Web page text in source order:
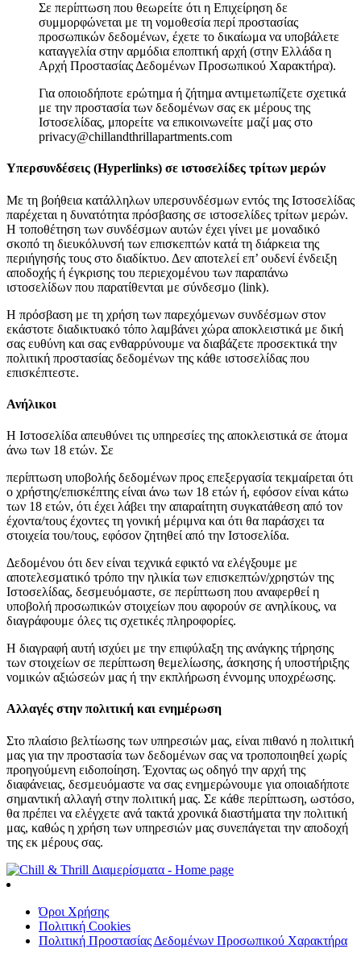
Σε περίπτωση που θεωρείτε ότι η Επιχείρηση δε
συμμορφώνεται με τη νομοθεσία περί προστασίας
προσωπικών δεδομένων, έχετε το δικαίωμα να υποβάλετε
καταγγελία στην αρμόδια εποπτική αρχή (στην Ελλάδα η
Αρχή Προστασίας Δεδομένων Προσωπικού Χαρακτήρα).
Για οποιοδήποτε ερώτημα ή ζήτημα αντιμετωπίζετε σχετικά
με την προστασία των δεδομένων σας εκ μέρους της
Ιστοσελίδας, μπορείτε να επικοινωνείτε μαζί μας στο
privacy@chillandthrillapartments.com
Υπερσυνδέσεις (Hyperlinks) σε ιστοσελίδες τρίτων μερών
Με τη βοήθεια κατάλληλων υπερσυνδέσμων εντός της Ιστοσελίδας
παρέχεται η δυνατότητα πρόσβασης σε ιστοσελίδες τρίτων μερών.
Η τοποθέτηση των συνδέσμων αυτών έχει γίνει με μοναδικό
σκοπό τη διευκόλυνσή των επισκεπτών κατά τη διάρκεια της
περιήγησής τους στο διαδίκτυο. Δεν αποτελεί επ’ ουδενί ένδειξη
αποδοχής ή έγκρισης του περιεχομένου των παραπάνω
ιστοσελίδων που παρατίθενται με σύνδεσμο (link).
Η πρόσβαση με τη χρήση των παρεχόμενων συνδέσμων στον
εκάστοτε διαδικτυακό τόπο λαμβάνει χώρα αποκλειστικά με δική
σας ευθύνη και σας ενθαρρύνουμε να διαβάζετε προσεκτικά την
πολιτική προστασίας δεδομένων της κάθε ιστοσελίδας που
επισκέπτεστε.
Ανήλικοι
Η Ιστοσελίδα απευθύνει τις υπηρεσίες της αποκλειστικά σε άτομα
άνω των 18 ετών. Σε
περίπτωση υποβολής δεδομένων προς επεξεργασία τεκμαίρεται ότι
ο χρήστης/επισκέπτης είναι άνω των 18 ετών ή, εφόσον είναι κάτω
των 18 ετών, ότι έχει λάβει την απαραίτητη συγκατάθεση από τον
έχοντα/τους έχοντες τη γονική μέριμνα και ότι θα παράσχει τα
στοιχεία του/τους, εφόσον ζητηθεί από την Ιστοσελίδα.
Δεδομένου ότι δεν είναι τεχνικά εφικτό να ελέγξουμε με
αποτελεσματικό τρόπο την ηλικία των επισκεπτών/χρηστών της
Ιστοσελίδας, δεσμευόμαστε, σε περίπτωση που αναφερθεί η
υποβολή προσωπικών στοιχείων που αφορούν σε ανηλίκους, να
διαγράφουμε όλες τις σχετικές πληροφορίες.
Η διαγραφή αυτή ισχύει με την επιφύλαξη της ανάγκης τήρησης
των στοιχείων σε περίπτωση θεμελίωσης, άσκησης ή υποστήριξης
νομικών αξιώσεών μας ή την εκπλήρωση έννομης υποχρέωσης.
Αλλαγές στην πολιτική και ενημέρωση
Στο πλαίσιο βελτίωσης των υπηρεσιών μας, είναι πιθανό η πολιτική
μας για την προστασία των δεδομένων σας να τροποποιηθεί χωρίς
προηγούμενη ειδοποίηση. Έχοντας ως οδηγό την αρχή της
διαφάνειας, δεσμευόμαστε να σας ενημερώνουμε για οποιαδήποτε
σημαντική αλλαγή στην πολιτική μας. Σε κάθε περίπτωση, ωστόσο,
θα πρέπει να ελέγχετε ανά τακτά χρονικά διαστήματα την πολιτική
μας, καθώς η χρήση των υπηρεσιών μας συνεπάγεται την αποδοχή
της εκ μέρους σας.
Όροι Χρήσης
Πολιτική Cookies
Πολιτική Προστασίας Δεδομένων Προσωπικού Χαρακτήρα